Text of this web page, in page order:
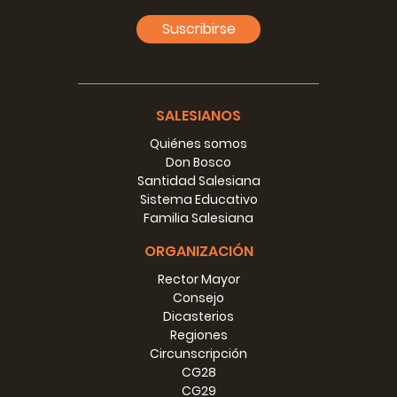
pobres y por los pobres. Todos encuentran en él un amigo
sincero y un padre cariñoso.
dice: "¡Sé humilde y bueno como Don Majcen y tú también
puedes convertirte en un santo!" Incluso las autoridades
que trabaja por el bien de los chinos y, mientras que los
otros misioneros ya han sido expulsados ​​o están
sufriendo en las cárceles, es profesor de idioma ruso en la
escuela secundaria del estado durante un año. Después
de esto experimenta la primera expulsión, el primer exilio,
pero no se da por vencido. Cura heridas y se prepara para
Macao para la nueva misión.
En Hanoi acepta el orfanato con cinco dólares en el
bolsillo. Los pobres huérfanos, eran 550, encuentran en él
un padre cariñoso. Después del colapso de Vietnam del
Norte, él transfiere a todos los huérfanos al sur y les salva
Sigue la edad de oro de su obra misionera. De la nada, en
los veinte años que pasó en Vietnam, floreció un inmenso
Suscribirse
SALESIANOS
Quiénes somos
Don Bosco
Santidad Salesiana
Sistema Educativo
Familia Salesiana
ORGANIZACIÓN
Rector Mayor
Consejo
Dicasterios
Regiones
Circunscripción
CG28
CG29